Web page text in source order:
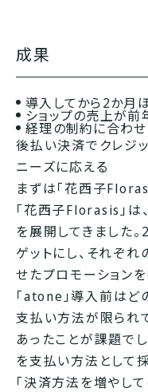
成果
導入してから2か月
ショップの売上が
経理の制約に合わ
後払い決済でクレジ
ニーズに応える
まずは「花西子
「花西子Florasis」
を展開してきました
ゲットにし、それぞ
せたプロモーションを
「atone」導入前はど
支払い方法が限られ
あったことが課題で
を支払い方法として
「決済方法を増やし